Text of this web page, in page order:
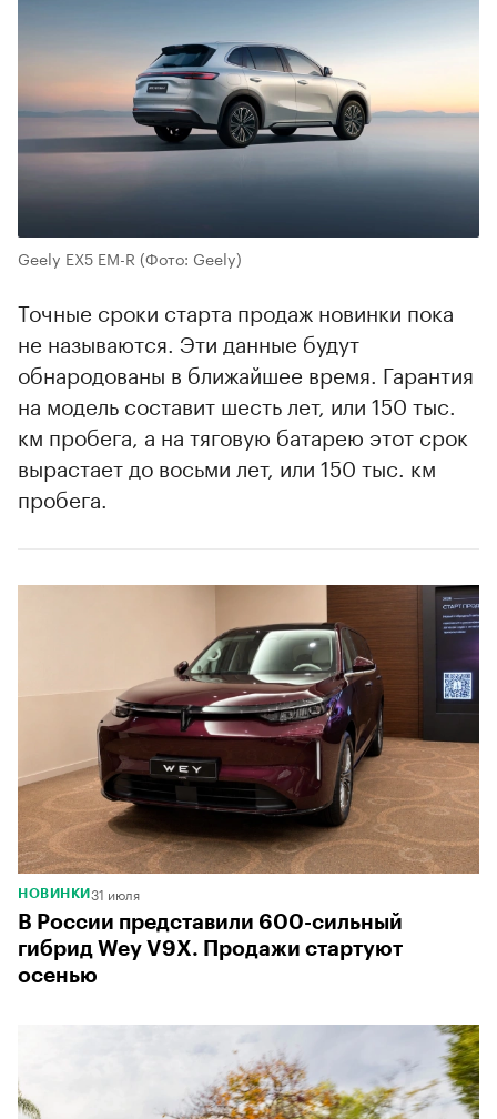
Geely EX5 EM-R (Фото: Geely)
Точные сроки старта продаж новинки пока
не называются. Эти данные будут
обнародованы в ближайшее время. Гарантия
на модель составит шесть лет, или 150 тыс.
км пробега, а на тяговую батарею этот срок
вырастает до восьми лет, или 150 тыс. км
пробега.
НОВИНКИ 31 июля
В России представили 600-сильный
гибрид Wey V9X. Продажи стартуют
осенью